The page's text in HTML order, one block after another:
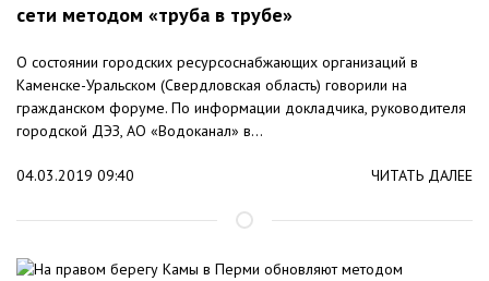
сети методом «труба в трубе»
О состоянии городских ресурсоснабжающих организаций в
Каменске-Уральском (Свердловская область) говорили на
гражданском форуме. По информации докладчика, руководителя
городской ДЭЗ, АО «Водоканал» в...
04.03.2019 09:40 ЧИТАТЬ ДАЛЕЕ